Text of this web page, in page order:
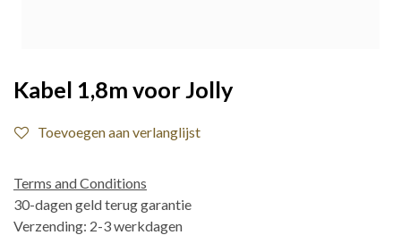
Kabel 1,8m voor Jolly
Toevoegen aan verlanglijst
Terms and Conditions
30-dagen geld terug garantie
Verzending: 2-3 werkdagen